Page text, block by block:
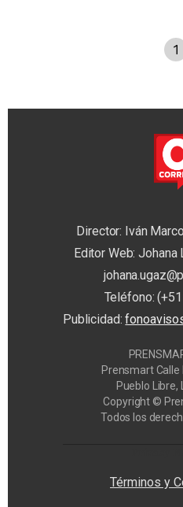
1
Director: Iván
Editor Web:
Teléfono:
Publicidad:
Prensmart
Pueblo Libre,
Copyright ©
Todos los
Términos y